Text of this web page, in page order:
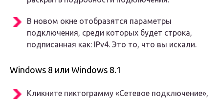
В новом окне отобразятся параметры
подключения, среди которых будет строка,
подписанная как: IPv4. Это то, что вы искали.
Windows 8 или Windows 8.1
Кликните пиктограмму «Сетевое подключение»,